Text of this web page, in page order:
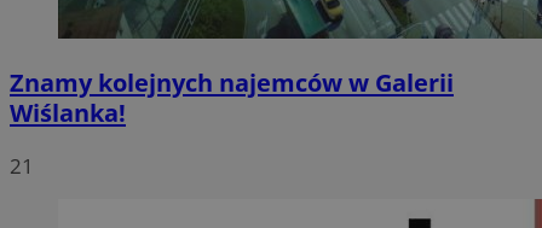
Znamy kolejnych najemców w Galerii
Wiślanka!
21